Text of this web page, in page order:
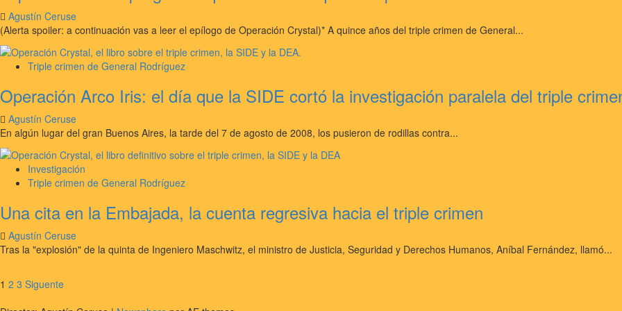
Agustín Ceruse
(Alerta spoiler: a continuación vas a leer el epílogo de Operación Crystal)* A quince años del triple crimen de General...
Triple crimen de General Rodríguez
Operación Arco Iris: el día que la SIDE cortó la investigación paralela del triple
Agustín Ceruse
En algún lugar del gran Buenos Aires, la tarde del 7 de agosto de 2008, los pusieron de rodillas contra...
Investigación
Triple crimen de General Rodríguez
Una cita en la Embajada, la cuenta regresiva hacia el triple crimen
Agustín Ceruse
Tras la "explosión" de la quinta de Ingeniero Maschwitz, el ministro de Justicia, Seguridad y Derechos Humanos, Aníbal Fernández, llamó...
Paginación
1 2 3 Siguente